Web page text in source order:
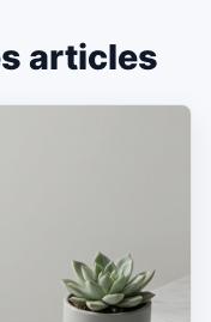
articles